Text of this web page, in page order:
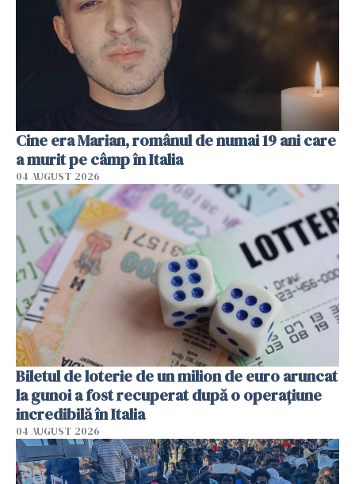
Cine era Marian, românul de numai 19 ani care
a murit pe câmp în Italia
04 AUGUST 2026
Biletul de loterie de un milion de euro aruncat
la gunoi a fost recuperat după o operațiune
incredibilă în Italia
04 AUGUST 2026